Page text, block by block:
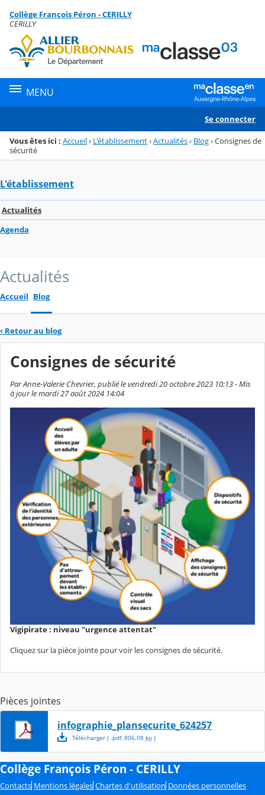
Menu de la rubrique
Contenu
Collège François Péron - CERILLY
CERILLY
MENU
Se connecter
Vous êtes ici : Accueil› L'établissement›Actualités› Blog›Consignes de
sécurité
L'établissement
Actualités
Agenda
Actualités
Accueil Blog
‹ Retour au blog
Consignes de sécurité
Par Anne-Valerie Chevrier, publié le vendredi 20 octobre 2023 10:13 - Mis
à jour le mardi 27 août 2024 14:04
Vigipirate : niveau "urgence attentat"
Cliquez sur la pièce jointe pour voir les consignes de sécurité.
Pièces jointes
infographie_plansecurite_624257
Télécharger( .pdf, 806.08 ko)
Collège François Péron - CERILLY
Contacts Mentions légales Chartes d'utilisation Données personnelles